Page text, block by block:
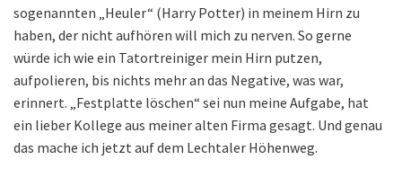
sogenannten „Heuler“ (Harry Potter) in meinem Hirn zu
haben, der nicht aufhören will mich zu nerven. So gerne
würde ich wie ein Tatortreiniger mein Hirn putzen,
aufpolieren, bis nichts mehr an das Negative, was war,
erinnert. „Festplatte löschen“ sei nun meine Aufgabe, hat
ein lieber Kollege aus meiner alten Firma gesagt. Und genau
das mache ich jetzt auf dem Lechtaler Höhenweg.